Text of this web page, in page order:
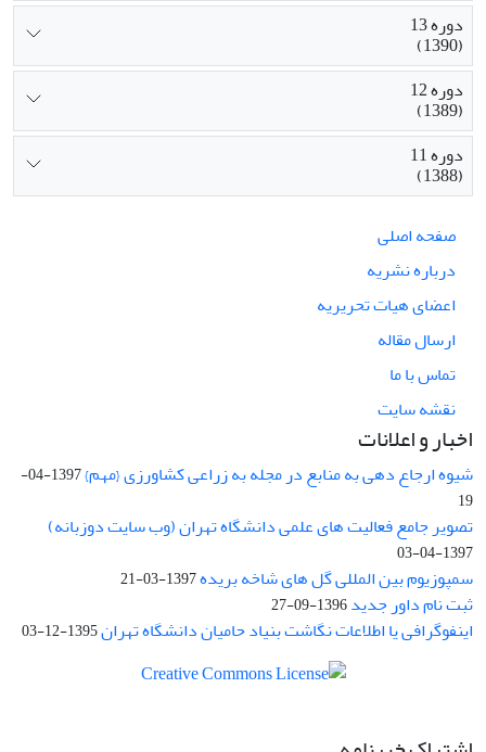
دوره 13
(1390)
دوره 12
(1389)
دوره 11
(1388)
صفحه اصلی
درباره نشریه
اعضای هیات تحریریه
ارسال مقاله
تماس با ما
نقشه سایت
اخبار و اعلانات
شیوه ارجاع دهی به منابع در مجله به زراعی کشاورزی {مهم}
1397-04-
19
تصویر جامع فعالیت های علمی دانشگاه تهران (وب سایت دوزبانه)
1397-04-03
سمپوزیوم بین المللی گل های شاخه بریده1397-03-21
ثبت نام داور جدید1396-09-27
اینفوگرافی یا اطلاعات نگاشت بنیاد حامیان دانشگاه تهران1395-12-03